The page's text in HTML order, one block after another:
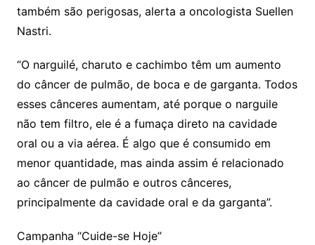
também são perigosas, alerta a oncologista Suellen
Nastri.
“O narguilé, charuto e cachimbo têm um aumento
do câncer de pulmão, de boca e de garganta. Todos
esses cânceres aumentam, até porque o narguile
não tem filtro, ele é a fumaça direto na cavidade
oral ou a via aérea. É algo que é consumido em
menor quantidade, mas ainda assim é relacionado
ao câncer de pulmão e outros cânceres,
principalmente da cavidade oral e da garganta”.
Campanha “Cuide-se Hoje”